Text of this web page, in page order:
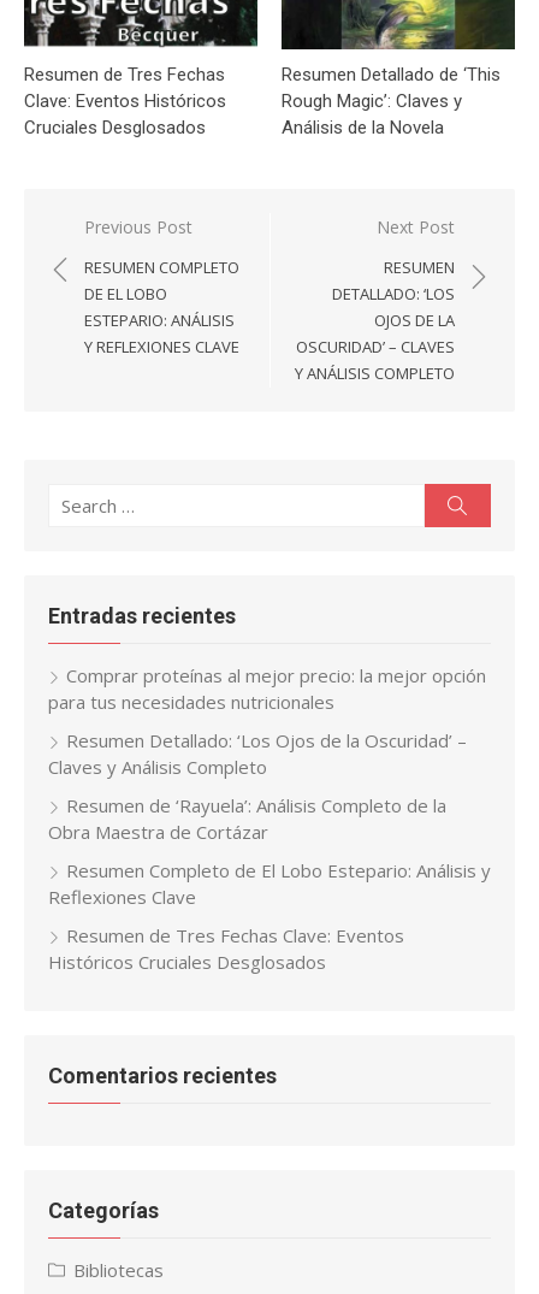
Resumen de Tres Fechas
Clave: Eventos Históricos
Cruciales Desglosados
Resumen Detallado de ‘This
Rough Magic’: Claves y
Análisis de la Novela
Navegación
de
entradas
Previous Post
RESUMEN COMPLETO
DE EL LOBO
ESTEPARIO: ANÁLISIS
Y REFLEXIONES CLAVE
Next Post
RESUMEN
DETALLADO: ‘LOS
OJOS DE LA
OSCURIDAD’ – CLAVES
Y ANÁLISIS COMPLETO
Search
Entradas recientes
Comprar proteínas al mejor precio: la mejor opción
para tus necesidades nutricionales
Resumen Detallado: ‘Los Ojos de la Oscuridad’ –
Claves y Análisis Completo
Resumen de ‘Rayuela’: Análisis Completo de la
Obra Maestra de Cortázar
Resumen Completo de El Lobo Estepario: Análisis y
Reflexiones Clave
Resumen de Tres Fechas Clave: Eventos
Históricos Cruciales Desglosados
Comentarios recientes
Categorías
Bibliotecas